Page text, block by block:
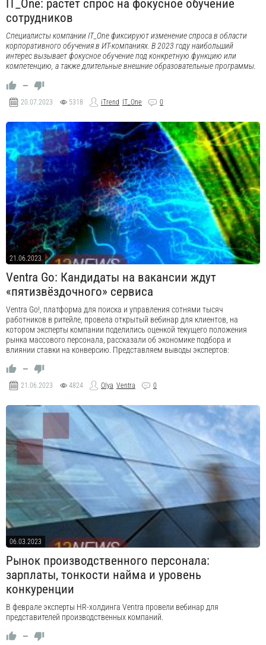
IT_One: растёт спрос на фокусное обучение
сотрудников
Специалисты компании IT_One фиксируют изменение спроса в области
корпоративного обучения в ИТ-компаниях. В 2023 году наибольший
интерес вызывает фокусное обучение под конкретную функцию или
компетенцию, а также длительные внешние образовательные программы.
—
20.07.2023 5318 iTrend IT_One 0
21.06.2023
Ventra Go: Кандидаты на вакансии ждут
«пятизвёздочного» сервиса
Ventra Go!, платформа для поиска и управления сотнями тысяч
работников в ритейле, провела открытый вебинар для клиентов, на
котором эксперты компании поделились оценкой текущего положения
рынка массового персонала, рассказали об экономике подбора и
влиянии ставки на конверсию. Представляем выводы экспертов:
—
21.06.2023 4824 Olya Ventra 0
06.03.2023
Рынок производственного персонала:
зарплаты, тонкости найма и уровень
конкуренции
В феврале эксперты HR-холдинга Ventra провели вебинар для
представителей производственных компаний.
—